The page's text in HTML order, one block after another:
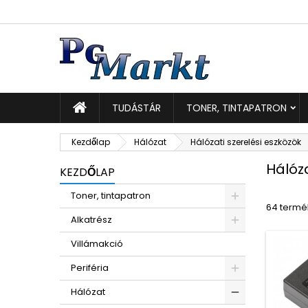
TUDÁSTÁR TONER, TINTAPATRON
Kezdőlap Hálózat Hálózati szerelési eszközök
KEZDŐLAP
Toner, tintapatron
Alkatrész
Villámakció
Periféria
Hálózat
64